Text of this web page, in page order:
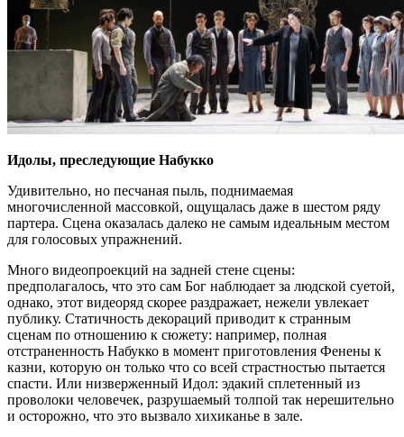
Идолы, преследующие Набукко
Удивительно, но песчаная пыль, поднимаемая
многочисленной массовкой, ощущалась даже в шестом ряду
партера. Сцена оказалась далеко не самым идеальным местом
для голосовых упражнений.
Много видеопроекций на задней стене сцены:
предполагалось, что это сам Бог наблюдает за людской суетой,
однако, этот видеоряд скорее раздражает, нежели увлекает
публику. Статичность декораций приводит к странным
сценам по отношению к сюжету: например, полная
отстраненность Набукко в момент приготовления Фенены к
казни, которую он только что со всей страстностью пытается
спасти. Или низверженный Идол: эдакий сплетенный из
проволоки человечек, разрушаемый толпой так нерешительно
и осторожно, что это вызвало хихиканье в зале.